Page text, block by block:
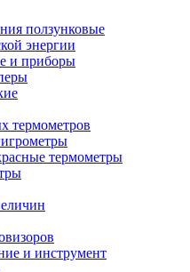
ползунковые
энергии
и приборы
термометров
термометры
и инструмент